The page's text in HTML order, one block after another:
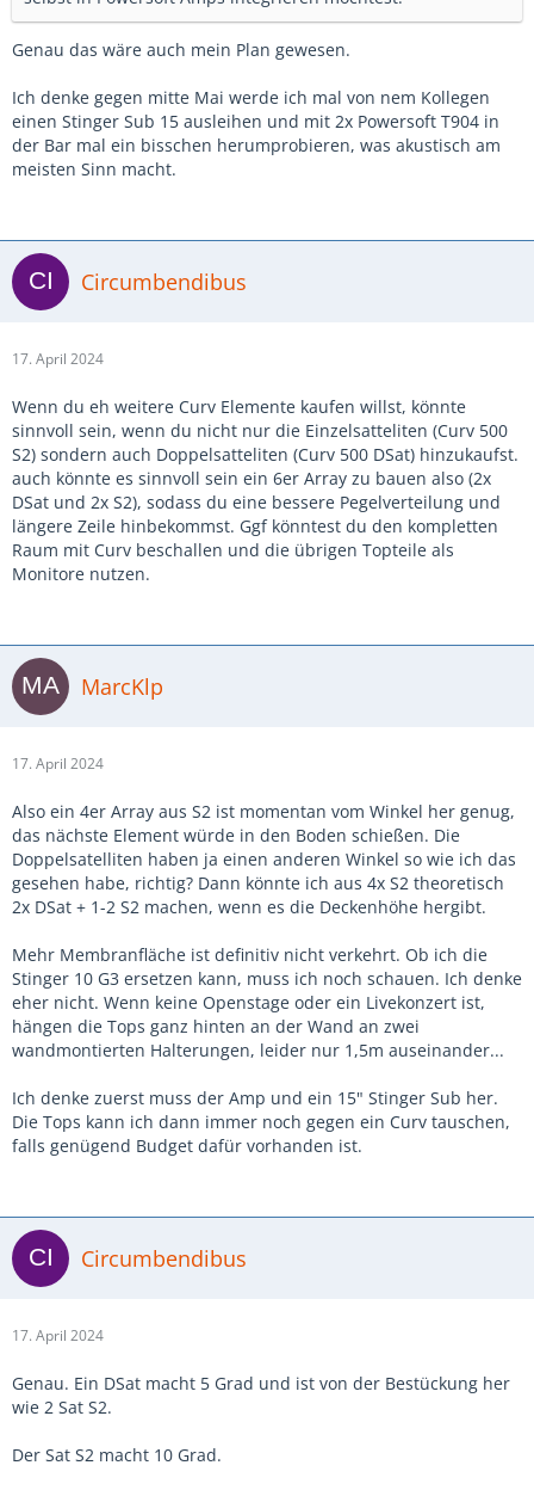
Genau das wäre auch mein Plan gewesen.
Ich denke gegen mitte Mai werde ich mal von nem Kollegen
einen Stinger Sub 15 ausleihen und mit 2x Powersoft T904 in
der Bar mal ein bisschen herumprobieren, was akustisch am
meisten Sinn macht.
Circumbendibus
17. April 2024
Wenn du eh weitere Curv Elemente kaufen willst, könnte
sinnvoll sein, wenn du nicht nur die Einzelsatteliten (Curv 500
S2) sondern auch Doppelsatteliten (Curv 500 DSat) hinzukaufst.
auch könnte es sinnvoll sein ein 6er Array zu bauen also (2x
DSat und 2x S2), sodass du eine bessere Pegelverteilung und
längere Zeile hinbekommst. Ggf könntest du den kompletten
Raum mit Curv beschallen und die übrigen Topteile als
Monitore nutzen.
MarcKlp
17. April 2024
Also ein 4er Array aus S2 ist momentan vom Winkel her genug,
das nächste Element würde in den Boden schießen. Die
Doppelsatelliten haben ja einen anderen Winkel so wie ich das
gesehen habe, richtig? Dann könnte ich aus 4x S2 theoretisch
2x DSat + 1-2 S2 machen, wenn es die Deckenhöhe hergibt.
Mehr Membranfläche ist definitiv nicht verkehrt. Ob ich die
Stinger 10 G3 ersetzen kann, muss ich noch schauen. Ich denke
eher nicht. Wenn keine Openstage oder ein Livekonzert ist,
hängen die Tops ganz hinten an der Wand an zwei
wandmontierten Halterungen, leider nur 1,5m auseinander...
Ich denke zuerst muss der Amp und ein 15" Stinger Sub her.
Die Tops kann ich dann immer noch gegen ein Curv tauschen,
falls genügend Budget dafür vorhanden ist.
Circumbendibus
17. April 2024
Genau. Ein DSat macht 5 Grad und ist von der Bestückung her
wie 2 Sat S2.
Der Sat S2 macht 10 Grad.